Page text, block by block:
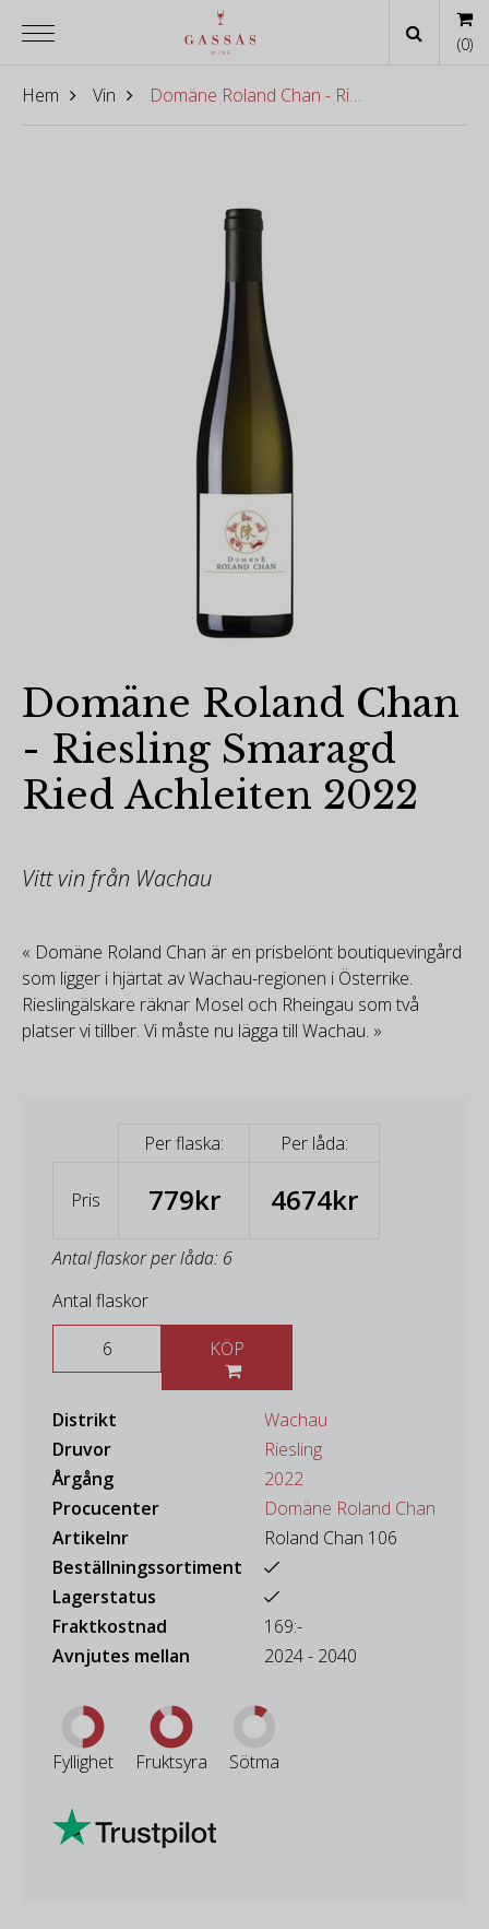
Hem Vin Domäne Roland Chan - Riesling Smaragd Ried Achleiten 2022
Domäne Roland Chan
- Riesling Smaragd
Ried Achleiten 2022
Vitt vin från Wachau
« Domäne Roland Chan är en prisbelönt boutiquevingård
som ligger i hjärtat av Wachau-regionen i Österrike.
Rieslingälskare räknar Mosel och Rheingau som två
platser vi tillber. Vi måste nu lägga till Wachau. »
Per flaska: Per låda:
Pris 779kr 4674kr
Antal flaskor per låda: 6
Antal flaskor
Distrikt
Wachau
Druvor
Riesling
Årgång
2022
Procucenter
Domäne Roland Chan
Artikelnr
Roland Chan 106
Beställningssortiment
Lagerstatus
Fraktkostnad
169:-
Avnjutes mellan
2024 - 2040
Fyllighet Fruktsyra Sötma
(0)